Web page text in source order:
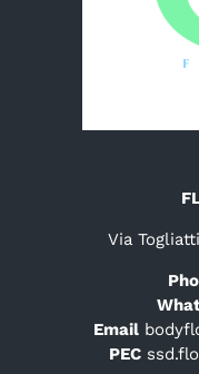
Via
Email
PEC